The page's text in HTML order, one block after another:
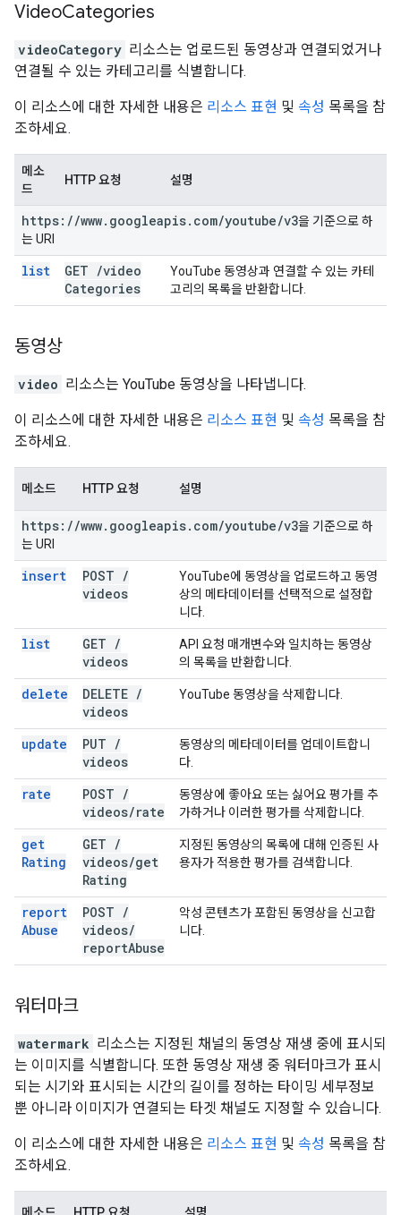
VideoCategories
videoCategory 리소스는 업로드된 동영상과 연결되었거나
연결될 수 있는 카테고리를 식별합니다.
이 리소스에 대한 자세한 내용은 리소스 표현 및 속성 목록을 참
조하세요.
메소
드
HTTP 요청 설명
https: //www. googleapis. com/youtube/v3을 기준으로 하
는 URI
list GET /video
Categories
YouTube 동영상과 연결할 수 있는 카테
고리의 목록을 반환합니다.
동영상
video 리소스는 YouTube 동영상을 나타냅니다.
이 리소스에 대한 자세한 내용은 리소스 표현 및 속성 목록을 참
조하세요.
메소드 HTTP 요청 설명
https: //www. googleapis. com/youtube/v3을 기준으로 하
는 URI
insert POST /
videos
YouTube에 동영상을 업로드하고 동영
상의 메타데이터를 선택적으로 설정합
니다.
list GET /
videos
API 요청 매개변수와 일치하는 동영상
의 목록을 반환합니다.
delete DELETE /
videos
YouTube 동영상을 삭제합니다.
update PUT /
videos
동영상의 메타데이터를 업데이트합니
다.
rate POST /
videos/rate
동영상에 좋아요 또는 싫어요 평가를 추
가하거나 이러한 평가를 삭제합니다.
get
Rating
GET /
videos/get
Rating
지정된 동영상의 목록에 대해 인증된 사
용자가 적용한 평가를 검색합니다.
report
Abuse
POST /
videos/
reportAbuse
악성 콘텐츠가 포함된 동영상을 신고합
니다.
워터마크
watermark 리소스는 지정된 채널의 동영상 재생 중에 표시되
는 이미지를 식별합니다. 또한 동영상 재생 중 워터마크가 표시
되는 시기와 표시되는 시간의 길이를 정하는 타이밍 세부정보
뿐 아니라 이미지가 연결되는 타겟 채널도 지정할 수 있습니다.
이 리소스에 대한 자세한 내용은 리소스 표현 및 속성 목록을 참
조하세요.